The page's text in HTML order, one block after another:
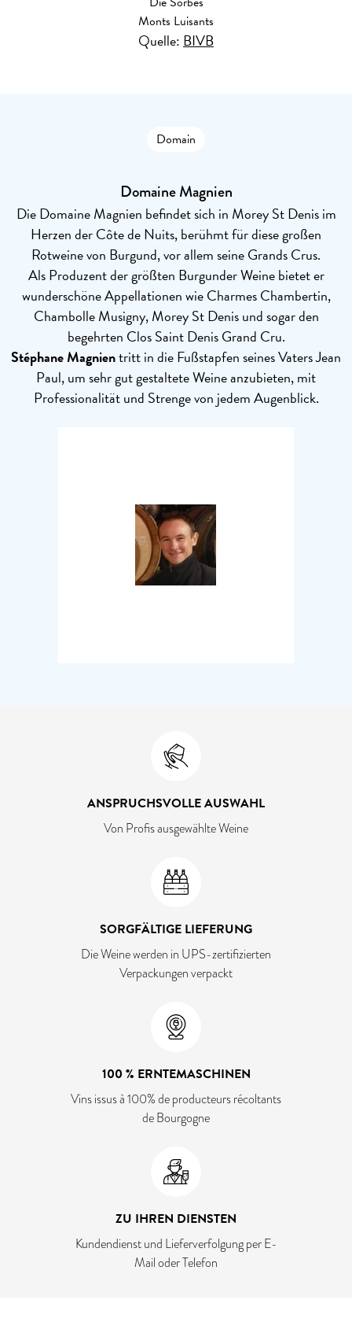
Monts Luisants
Quelle: BIVB
Domain
Domaine Magnien
Die Domaine Magnien befindet sich in Morey St Denis im
Herzen der Côte de Nuits, berühmt für diese großen
Rotweine von Burgund, vor allem seine Grands Crus.
Als Produzent der größten Burgunder Weine bietet er
wunderschöne Appellationen wie Charmes Chambertin,
Chambolle Musigny, Morey St Denis und sogar den
begehrten Clos Saint Denis Grand Cru.
Stéphane Magnientritt in die Fußstapfen seines Vaters Jean
Paul, um sehr gut gestaltete Weine anzubieten, mit
Professionalität und Strenge von jedem Augenblick.
ANSPRUCHSVOLLE AUSWAHL
Von Profis ausgewählte Weine
SORGFÄLTIGE LIEFERUNG
Die Weine werden in UPS-zertifizierten
Verpackungen verpackt
100 % ERNTEMASCHINEN
Vins issus à 100% de producteurs récoltants
de Bourgogne
ZU IHREN DIENSTEN
Kundendienst und Lieferverfolgung per E-
Mail oder Telefon